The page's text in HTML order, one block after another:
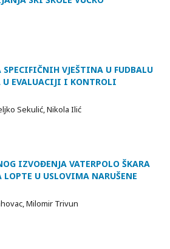
SPECIFIČNIH VJEŠTINA U FUDBALU
EVALUACIJI I KONTROLI
Sekulić, Nikola Ilić
IZVOĐENJA VATERPOLO ŠKARA
U USLOVIMA NARUŠENE
Milomir Trivun